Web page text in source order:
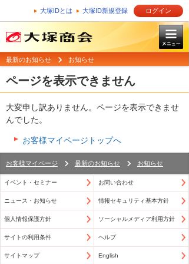
大塚IDとは 大塚ID新規登録 ログイン
最新のお知らせ お知らせ
ページを表示できません
大変申し訳ありません。ページを表示できませ
んでした。
お客様マイページトップへ
お客様マイページ 最新のお知らせ お知らせ
イベント・セミナー お問い合わせ
ニュース・お知らせ 情報セキュリティ基本方針
個人情報保護方針 ソーシャルメディア利用方針
サイトの利用条件 ヘルプ
サイトマップ English